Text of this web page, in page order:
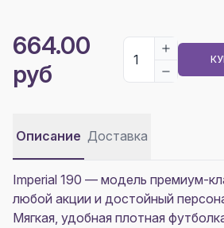
664.00
руб
Описание Доставка
Imperial 190 — модель премиум-
любой акции и достойный
Мягкая, удобная плотная